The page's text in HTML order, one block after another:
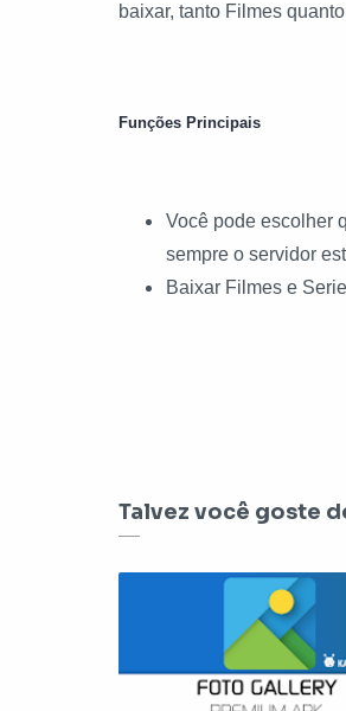
baixar, tanto Filmes
Funções Principais
Você pode escolher
sempre o servidor
Baixar Filmes e
Talvez você goste